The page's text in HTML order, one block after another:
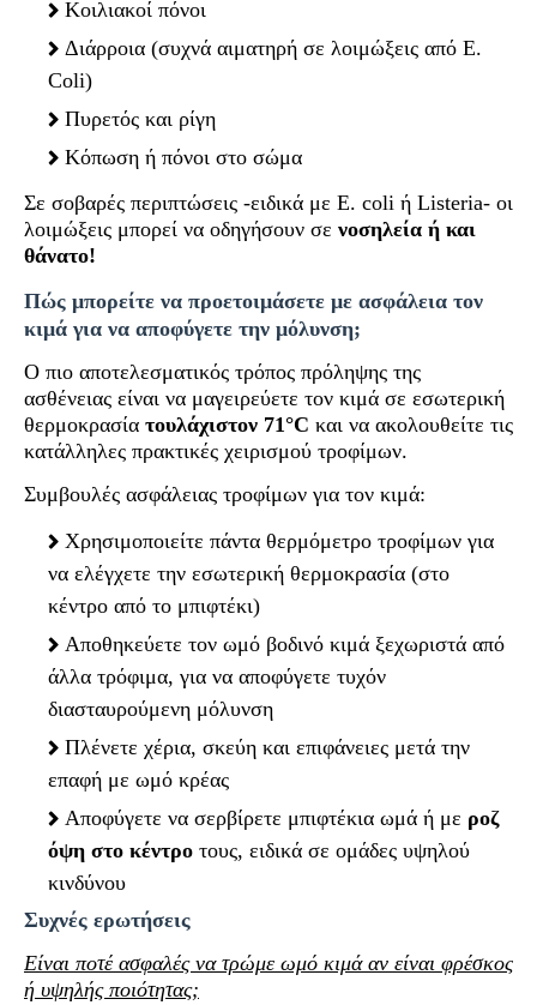
Κοιλιακοί πόνοι
Διάρροια (συχνά αιματηρή σε λοιμώξεις από E.
Coli)
Πυρετός και ρίγη
Κόπωση ή πόνοι στο σώμα
Σε σοβαρές περιπτώσεις -ειδικά με E. coli ή Listeria- οι
λοιμώξεις μπορεί να οδηγήσουν σε νοσηλεία ή και
θάνατο!
Πώς μπορείτε να προετοιμάσετε με ασφάλεια τον
κιμά για να αποφύγετε την μόλυνση;
Ο πιο αποτελεσματικός τρόπος πρόληψης της
ασθένειας είναι να μαγειρεύετε τον κιμά σε εσωτερική
θερμοκρασία τουλάχιστον 71°C και να ακολουθείτε τις
κατάλληλες πρακτικές χειρισμού τροφίμων.
Συμβουλές ασφάλειας τροφίμων για τον κιμά:
Χρησιμοποιείτε πάντα θερμόμετρο τροφίμων για
να ελέγχετε την εσωτερική θερμοκρασία (στο
κέντρο από το μπιφτέκι)
Αποθηκεύετε τον ωμό βοδινό κιμά ξεχωριστά από
άλλα τρόφιμα, για να αποφύγετε τυχόν
διασταυρούμενη μόλυνση
Πλένετε χέρια, σκεύη και επιφάνειες μετά την
επαφή με ωμό κρέας
Αποφύγετε να σερβίρετε μπιφτέκια ωμά ή με ροζ
όψη στο κέντρο τους, ειδικά σε ομάδες υψηλού
κινδύνου
Συχνές ερωτήσεις
Είναι ποτέ ασφαλές να τρώμε ωμό κιμά αν είναι φρέσκος
ή υψηλής ποιότητας;